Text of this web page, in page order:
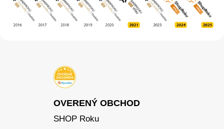
OVERENÝ OBCHOD
SHOP Roku